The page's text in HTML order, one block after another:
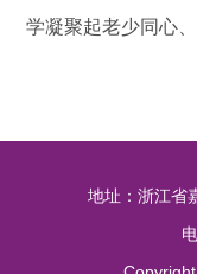
学凝聚起老少同心
地址：浙江省